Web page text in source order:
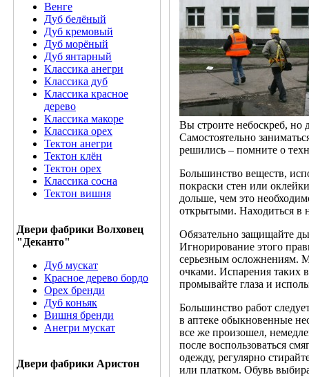
Венге
Дуб белёный
Дуб кремовый
Дуб морёный
Дуб янтарный
Классика анегри
Классика дуб
Классика красное
дерево
Классика макоре
Классика орех
Тектон анегри
Тектон клён
Тектон орех
Классика сосна
Тектон вишня
Двери фабрики Волховец
"Деканто"
Дуб мускат
Красное дерево бордо
Орех бренди
Дуб коньяк
Вишня бренди
Анегри мускат
Двери фабрики Аристон
Вы строите небоскреб, но
Самостоятельно
решились – помните о
Большинство веществ,
покраски стен или
дольше, чем это
открытыми. Находиться в
Обязательно защищайте
Игнорирование этого
серьезным осложнениям.
очками. Испарения таких
промывайте глаза и
Большинство работ
в аптеке обыкновенные
все же произошел,
после воспользоваться
одежду, регулярно
или платком. Обувь